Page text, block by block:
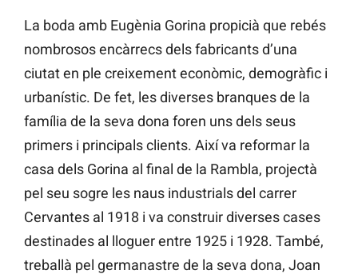
La boda amb Eugènia Gorina propicià que rebés
nombrosos encàrrecs dels fabricants d’una
ciutat en ple creixement econòmic, demogràfic i
urbanístic. De fet, les diverses branques de la
família de la seva dona foren uns dels seus
primers i principals clients. Així va reformar la
casa dels Gorina al final de la Rambla, projectà
pel seu sogre les naus industrials del carrer
Cervantes al 1918 i va construir diverses cases
destinades al lloguer entre 1925 i 1928. També,
treballà pel germanastre de la seva dona, Joan